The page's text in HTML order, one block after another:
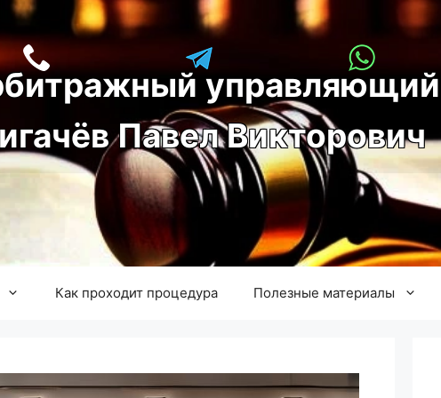
управляющий
игачёв Павел Викторович
Как проходит процедура Полезные материалы